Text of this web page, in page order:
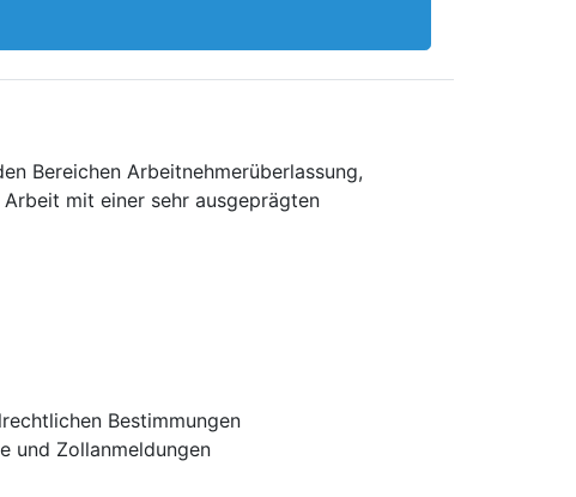
Bereichen Arbeitnehmerüberlassung,
mit einer sehr ausgeprägten
Bestimmungen
und Zollanmeldungen